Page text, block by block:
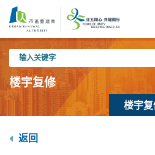
内
入
关
键
楼宇复修
楼宇复
返回